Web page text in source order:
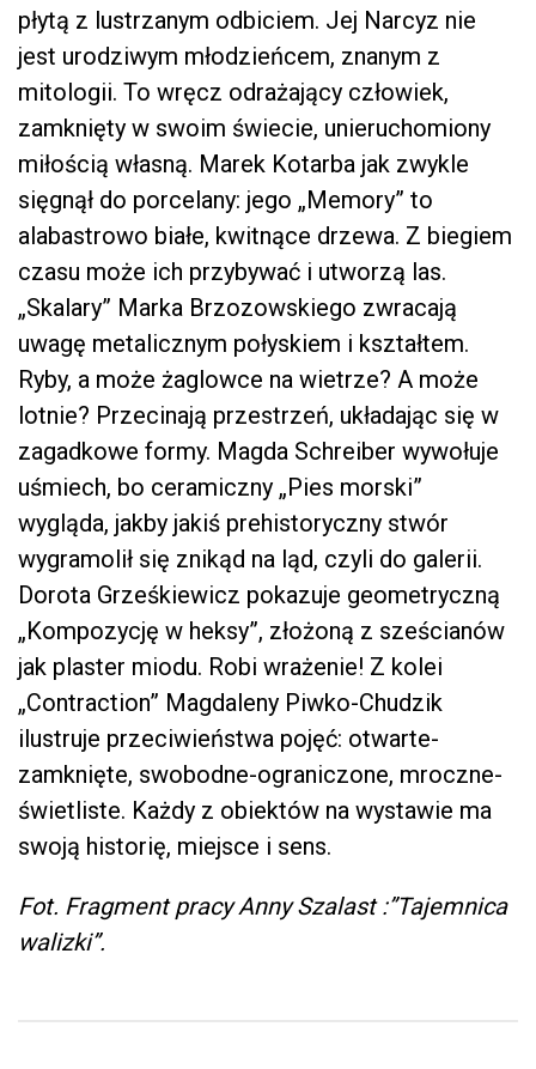
płytą z lustrzanym odbiciem. Jej Narcyz nie
jest urodziwym młodzieńcem, znanym z
mitologii. To wręcz odrażający człowiek,
zamknięty w swoim świecie, unieruchomiony
miłością własną. Marek Kotarba jak zwykle
sięgnął do porcelany: jego „Memory” to
alabastrowo białe, kwitnące drzewa. Z biegiem
czasu może ich przybywać i utworzą las.
„Skalary” Marka Brzozowskiego zwracają
uwagę metalicznym połyskiem i kształtem.
Ryby, a może żaglowce na wietrze? A może
lotnie? Przecinają przestrzeń, układając się w
zagadkowe formy. Magda Schreiber wywołuje
uśmiech, bo ceramiczny „Pies morski”
wygląda, jakby jakiś prehistoryczny stwór
wygramolił się znikąd na ląd, czyli do galerii.
Dorota Grześkiewicz pokazuje geometryczną
„Kompozycję w heksy”, złożoną z sześcianów
jak plaster miodu. Robi wrażenie! Z kolei
„Contraction” Magdaleny Piwko-Chudzik
ilustruje przeciwieństwa pojęć: otwarte-
zamknięte, swobodne-ograniczone, mroczne-
świetliste. Każdy z obiektów na wystawie ma
swoją historię, miejsce i sens.
Fot. Fragment pracy Anny Szalast :”Tajemnica
walizki”.